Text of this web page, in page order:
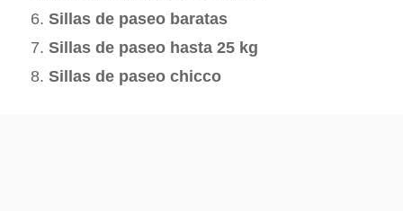
Sillas de paseo baratas
Sillas de paseo hasta 25 kg
Sillas de paseo chicco